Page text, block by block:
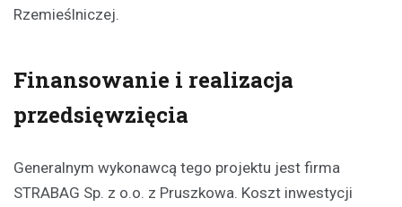
Rzemieślniczej.
Finansowanie i realizacja
przedsięwzięcia
Generalnym wykonawcą tego projektu jest firma
STRABAG Sp. z o.o. z Pruszkowa. Koszt inwestycji